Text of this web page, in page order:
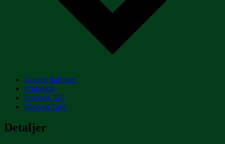
Google kalender
iCalendar
Outlook 365
Outlook Live
Detaljer